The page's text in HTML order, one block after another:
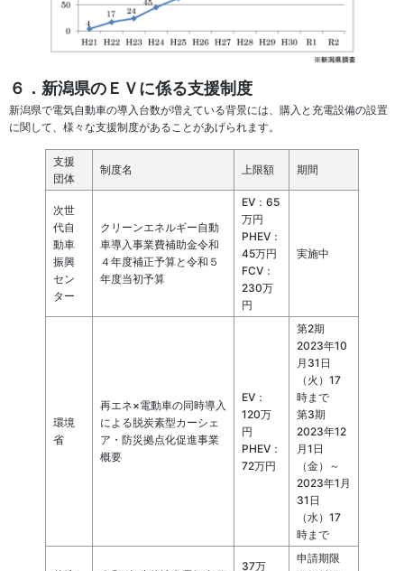
６．新潟県のＥＶに係る支援制度
新潟県で電気自動車の導入台数が増えている背景には、購入と充電設備の設置
に関して、様々な支援制度があることがあげられます。
支援
団体
制度名 上限額 期間
次世
代自
動車
振興
セン
ター
クリーンエネルギー自動
車導入事業費補助金令和
４年度補正予算と令和５
年度当初予算
EV：65
万円
PHEV：
45万円
FCV：
230万
円
実施中
環境
省
再エネ×電動車の同時導入
による脱炭素型カーシェ
ア・防災拠点化促進事業
概要
EV：
120万
円
PHEV：
72万円
第2期
2023年10
月31日
（火）17
時まで
第3期
2023年12
月1日
（金）～
2023年1月
31日
（水）17
時まで
37万
申請期限